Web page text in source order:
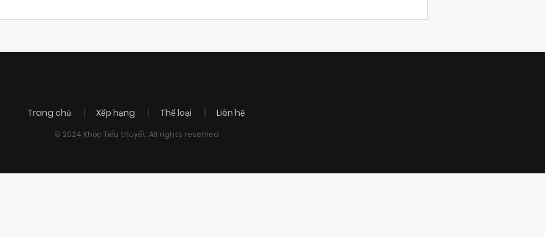
Trang chủ Xếp hạng Thể loại Liên hệ
© 2024 Khóc Tiểu thuyết. All rights reserved